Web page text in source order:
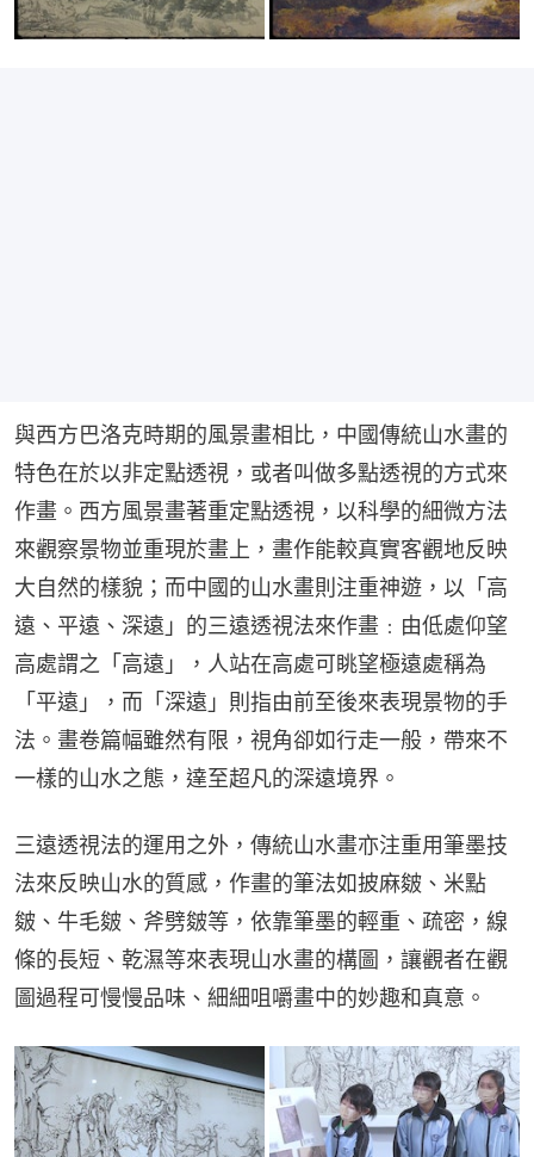
與西方巴洛克時期的風景畫相比，中國傳統山水畫的
特色在於以非定點透視，或者叫做多點透視的方式來
作畫。西方風景畫著重定點透視，以科學的細微方法
來觀察景物並重現於畫上，畫作能較真實客觀地反映
大自然的樣貌；而中國的山水畫則注重神遊，以「高
遠、平遠、深遠」的三遠透視法來作畫﹕由低處仰望
高處謂之「高遠」，人站在高處可眺望極遠處稱為
「平遠」，而「深遠」則指由前至後來表現景物的手
法。畫卷篇幅雖然有限，視角卻如行走一般，帶來不
一樣的山水之態，達至超凡的深遠境界。
三遠透視法的運用之外，傳統山水畫亦注重用筆墨技
法來反映山水的質感，作畫的筆法如披麻皴、米點
皴、牛毛皴、斧劈皴等，依靠筆墨的輕重、疏密，線
條的長短、乾濕等來表現山水畫的構圖，讓觀者在觀
圖過程可慢慢品味、細細咀嚼畫中的妙趣和真意。